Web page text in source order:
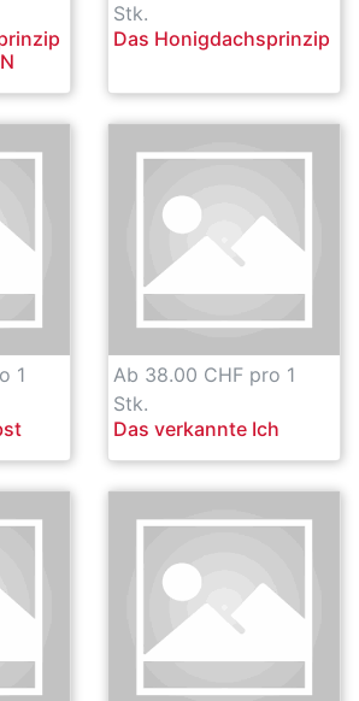
Stk.
Das Honigdachsprinzip
1
Ab 38.00 CHF pro 1
Stk.
Das verkannte Ich